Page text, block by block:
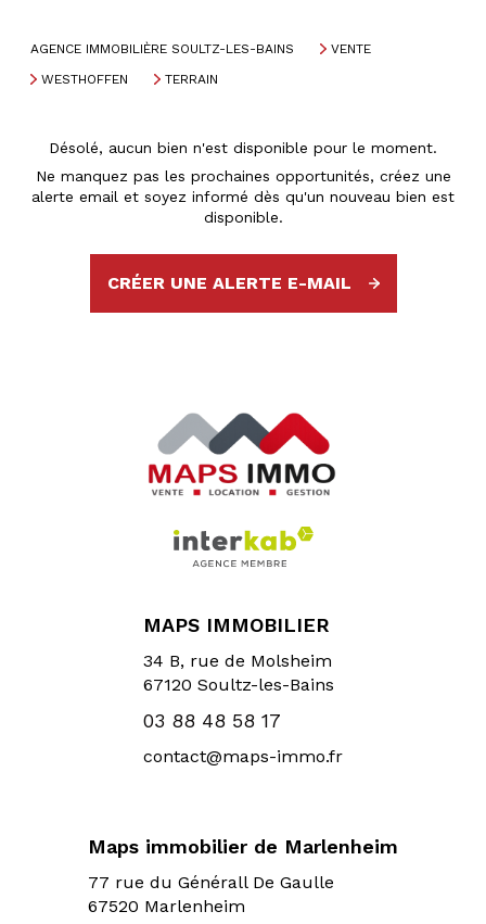
AGENCE IMMOBILIÈRE SOULTZ-LES-BAINS
VENTE
WESTHOFFEN
TERRAIN
Désolé, aucun bien n'est disponible pour le moment.
Ne manquez pas les prochaines opportunités, créez une
alerte email et soyez informé dès qu'un nouveau bien est
disponible.
CRÉER UNE ALERTE E-MAIL
MAPS IMMOBILIER
34 B, rue de Molsheim
67120 Soultz-les-Bains
03 88 48 58 17
contact@maps-immo.fr
Maps immobilier de Marlenheim
77 rue du Générall De Gaulle
67520 Marlenheim